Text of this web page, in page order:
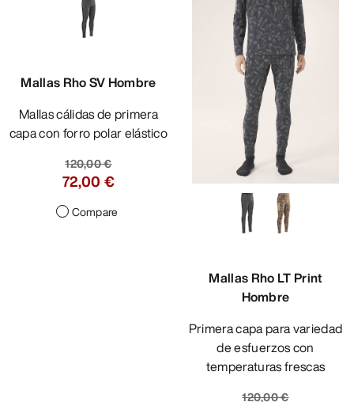
Mallas Rho SV Hombre
Mallas cálidas de primera
capa con forro polar elástico
120,00 €
72,00 €
Compare
Mallas Rho LT Print
Hombre
Primera capa para variedad
de esfuerzos con
temperaturas frescas
120,00 €